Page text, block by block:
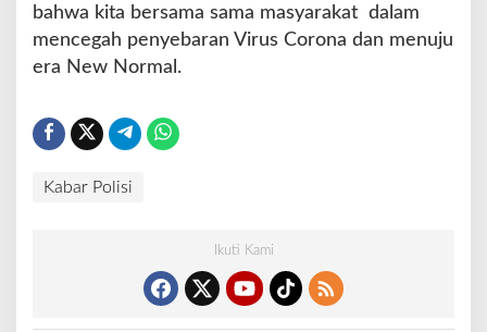
bahwa kita bersama sama masyarakat dalam
mencegah penyebaran Virus Corona dan menuju
era New Normal.
Kabar Polisi
Ikuti Kami